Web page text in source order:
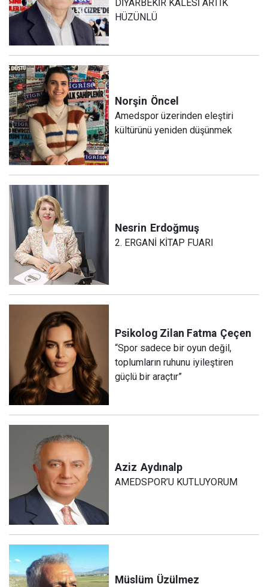
DİYARBEKİR KALESİ ARTIK
HÜZÜNLÜ
Norşin Öncel
Amedspor üzerinden eleştiri
kültürünü yeniden düşünmek
Nesrin Erdoğmuş
2. ERGANİ KİTAP FUARI
Psikolog Zilan Fatma Çeçen
“Spor sadece bir oyun değil,
toplumların ruhunu iyileştiren
güçlü bir araçtır”
Aziz Aydınalp
AMEDSPOR’U KUTLUYORUM
Müslüm Üzülmez